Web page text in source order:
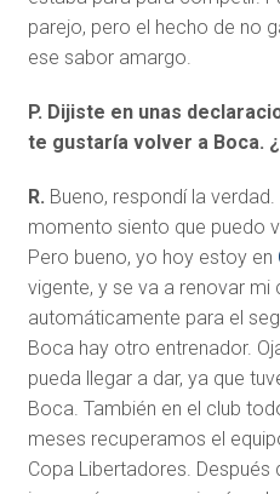
parejo, pero el hecho de no
ese sabor amargo.
P. Dijiste en unas
te gustaría volver a Boca.
R. Bueno, respondí la
momento siento que puedo
Pero bueno, yo hoy estoy en
vigente, y se va a renovar mi
automáticamente para el
Boca hay otro entrenador.
pueda llegar a dar, ya que
Boca. También en el club
meses recuperamos el
Copa Libertadores.